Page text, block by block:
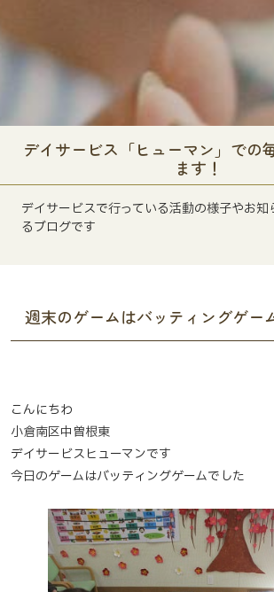
デイサービス「ヒューマン」での
ます！
デイサービスで行っている活動の様子やお知
るブログです
週末のゲームはバッティングゲー
こんにちわ
小倉南区中曽根東
デイサービスヒューマンです
今日のゲームはバッティングゲームでした